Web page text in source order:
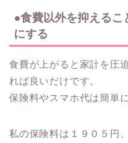
●食費以外を抑える
にする
食費が上がると家計を圧
れば良いだけです。
保険料やスマホ代は簡単
私の保険料は１９０５円